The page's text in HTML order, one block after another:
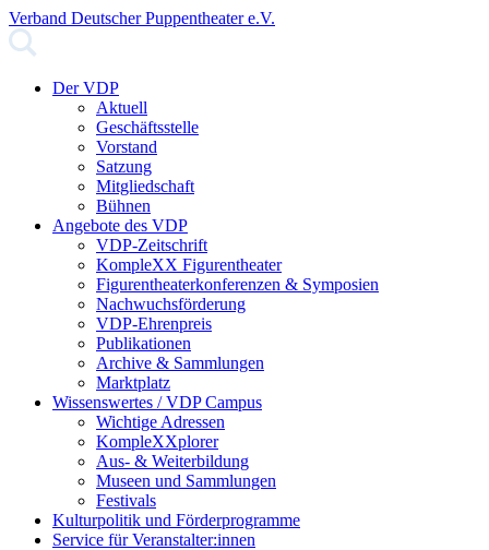
Verband Deutscher Puppentheater e.V.
Der VDP
Aktuell
Geschäftsstelle
Vorstand
Satzung
Mitgliedschaft
Bühnen
Angebote des VDP
VDP-Zeitschrift
KompleXX Figurentheater
Figurentheaterkonferenzen & Symposien
Nachwuchsförderung
VDP-Ehrenpreis
Publikationen
Archive & Sammlungen
Marktplatz
Wissenswertes / VDP Campus
Wichtige Adressen
KompleXXplorer
Aus- & Weiterbildung
Museen und Sammlungen
Festivals
Kulturpolitik und Förderprogramme
Service für Veranstalter:innen